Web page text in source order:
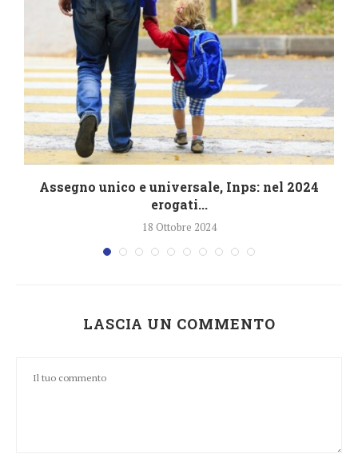
Assegno unico e universale, Inps: nel 2024
erogati...
18 Ottobre 2024
LASCIA UN COMMENTO